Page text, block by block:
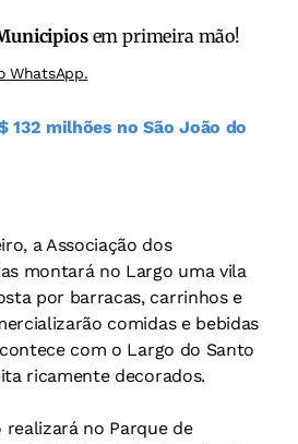
em primeira mão!
WhatsApp.
132 milhões no São João do
a Associação dos
montará no Largo uma vila
por barracas, carrinhos e
comidas e bebidas
com o Largo do Santo
ricamente decorados.
realizará no Parque de